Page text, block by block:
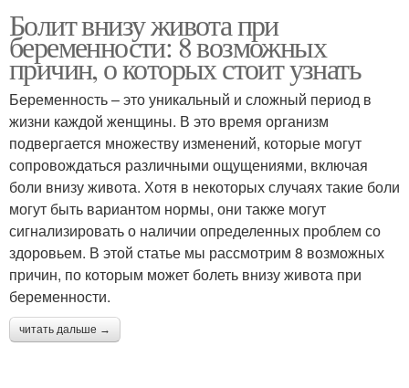
Болит внизу живота при
беременности: 8 возможных
причин, о которых стоит узнать
Беременность – это уникальный и сложный период в
жизни каждой женщины. В это время организм
подвергается множеству изменений, которые могут
сопровождаться различными ощущениями, включая
боли внизу живота. Хотя в некоторых случаях такие боли
могут быть вариантом нормы, они также могут
сигнализировать о наличии определенных проблем со
здоровьем. В этой статье мы рассмотрим 8 возможных
причин, по которым может болеть внизу живота при
беременности.
читать дальше →